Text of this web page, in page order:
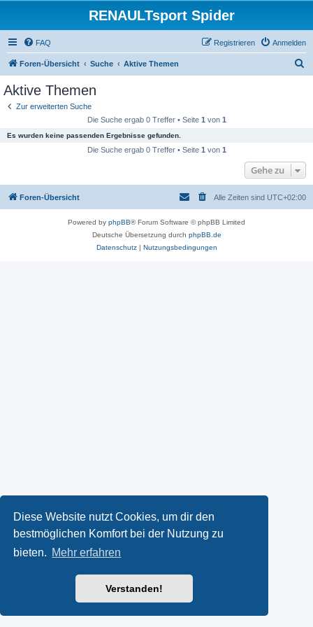
Diese Website nutzt Cookies, um dir den
bestmöglichen Komfort bei der Nutzung zu
bieten. Mehr erfahren
Verstanden!
RENAULTsport Spider
FAQ Anmelden
Registrieren
Foren-Übersicht Suche Aktive Themen
Aktive Themen
Zur erweiterten Suche
Die Suche ergab 0 Treffer • Seite 1 von 1
Es wurden keine passenden Ergebnisse gefunden.
Die Suche ergab 0 Treffer • Seite 1 von 1
Gehe zu
Foren-Übersicht Alle Zeiten sind UTC+02:00
Powered by phpBB® Forum Software © phpBB Limited
Deutsche Übersetzung durch phpBB.de
Datenschutz| Nutzungsbedingungen